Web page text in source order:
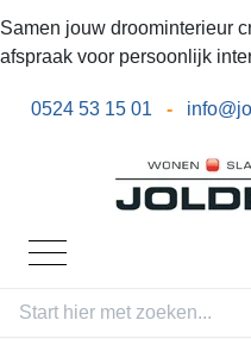
Samen jouw droominterieur
afspraak voor persoonlijk
0524 53 15 01 -